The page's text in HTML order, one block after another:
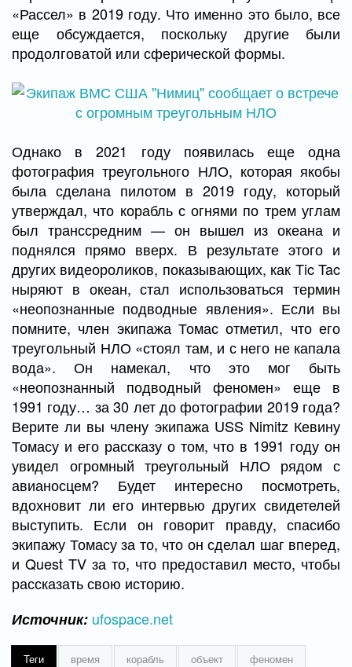
«Рассел» в 2019 году. Что именно это было, все
еще обсуждается, поскольку другие были
продолговатой или сферической формы.
Однако в 2021 году появилась еще одна
фотография треугольного НЛО, которая якобы
была сделана пилотом в 2019 году, который
утверждал, что корабль с огнями по трем углам
был транссредним — он вышел из океана и
поднялся прямо вверх. В результате этого и
других видеороликов, показывающих, как Tic Tac
ныряют в океан, стал использоваться термин
«неопознанные подводные явления». Если вы
помните, член экипажа Томас отметил, что его
треугольный НЛО «стоял там, и с него не капала
вода». Он намекал, что это мог быть
«неопознанный подводный феномен» еще в
1991 году… за 30 лет до фотографии 2019 года?
Верите ли вы члену экипажа USS Nimitz Кевину
Томасу и его рассказу о том, что в 1991 году он
увидел огромный треугольный НЛО рядом с
авианосцем? Будет интересно посмотреть,
вдохновит ли его интервью других свидетелей
выступить. Если он говорит правду, спасибо
экипажу Томасу за то, что он сделал шаг вперед,
и Quest TV за то, что предоставил место, чтобы
рассказать свою историю.
Источник: ufospace.net
Теги время корабль объект феномен